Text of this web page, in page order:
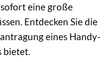
eine große
Entdecken Sie die
eines Handy-
bietet.